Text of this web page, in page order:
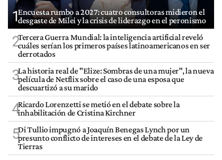
1Encuesta rumbo a 2027: cuatro consultoras midieron el
desgaste de Milei y la crisis de liderazgo en el peronismo
2Tercera Guerra Mundial: la inteligencia artificial reveló
cuáles serían los primeros países latinoamericanos en ser
derrotados
3La historia real de "Elize: Sombras de una mujer", la nueva
película de Netflix sobre el caso de una esposa que
descuartizó a su marido
4Ricardo Lorenzetti se metió en el debate sobre la
inhabilitación de Cristina Kirchner
5Di Tullio impugnó a Joaquín Benegas Lynch por un
presunto conflicto de intereses en el debate de la Ley de
Tierras